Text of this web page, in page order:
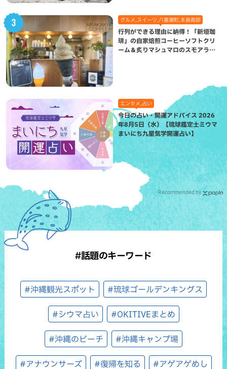
グルメ,スイーツ,八重瀬町,本島南部
行列ができる理由に納得！「新垣珈
琲」の自家焙煎コーヒーソフトクリ
ーム＆炙りマシュマロのスモアラテ
エンタメ,占い
今日の占い・開運アドバイス 2026
年8月5日（水）【琉球鑑定士ミウマ
まいにち九星気学開運占い】
Recommended by
#話題のキーワード
#沖縄観光スポット #琉球ゴールデンキングス
#シウマ占い #OKITIVEまとめ
#沖縄のビーチ #沖縄キャンプ場
#アナウンサーズ #復帰を知る #アゲアゲめし